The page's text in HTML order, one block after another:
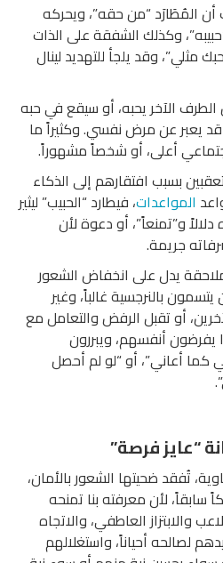
المُطَارَد “من حقه”، ويحركه
وكذلك الشفقة على الذات
مثلي”، وقد يلجأ للتهديد لينال
الآخر يحبه، أو سيقع في حبه
يعبر عن مرض نفسي. وكثيراً ما
أعلى، أو شخصاً مشهوراً.
بسبب افتقارهم إلى الذكاء
المواعدات، فيطارد “الحبيب” ليثير
و”تمنعاً”، أو دعوة لأن
جريمة.
يدل على انخفاض الشعور
يتسمون بالنرجسية غالباً، وغير
أو تقبل الرفض والتعامل مع
أنفسهم، ويبررون
كما أعاني”، أو “لو لم أحصل
“عايز فرصة”
تُفقد ضحيتها الشعور بالأمان،
لأن معرفته بنا تمنحه
والابتزاز العاطفي، والاتجاه
لصالحه أحياناً، واستغلالهم